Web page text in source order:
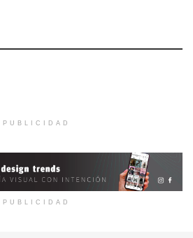
PUBLICIDAD
PUBLICIDAD